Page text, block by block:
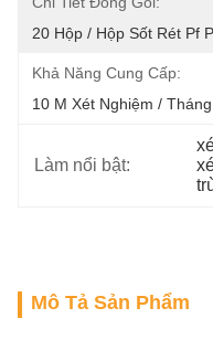
20 Hộp / Hộp Sốt Rét Pf
Khả Năng Cung Cấp:
10 M Xét Nghiệm / Tháng
Làm nổi bật:
Mô Tả Sản Phẩm